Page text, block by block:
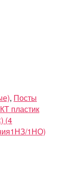
, Посты
пластик
(4
1НО)